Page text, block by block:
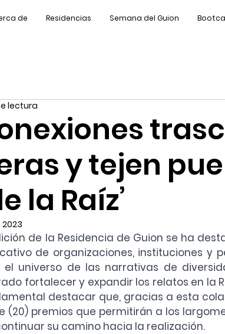
de Residencias Semana del Guion
y tejen
la Raíz’
lectura
2023
de la Residencia de Guion se ha
de organizaciones, instituciones y
universo de las narrativas de
fortalecer y expandir los relatos en la
destacar que, gracias a esta
(20) premios que permitirán a los
su camino hacia la realización.